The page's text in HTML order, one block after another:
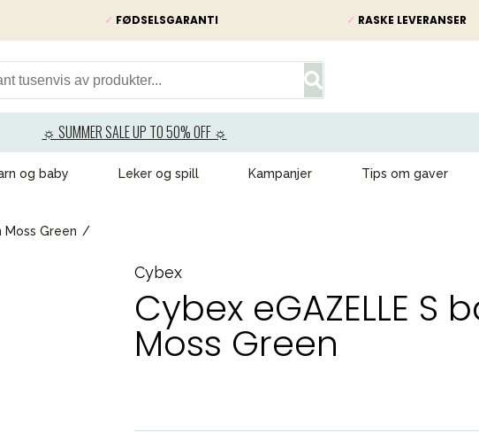
✓ FØDSELSGARANTI ✓ RASKE LEVERANSER
☼ SUMMER SALE UP TO 50% OFF ☼
og baby Leker og spill Kampanjer Tips om gaver
Moss Green
Cybex
Cybex eGAZELLE S
Moss Green